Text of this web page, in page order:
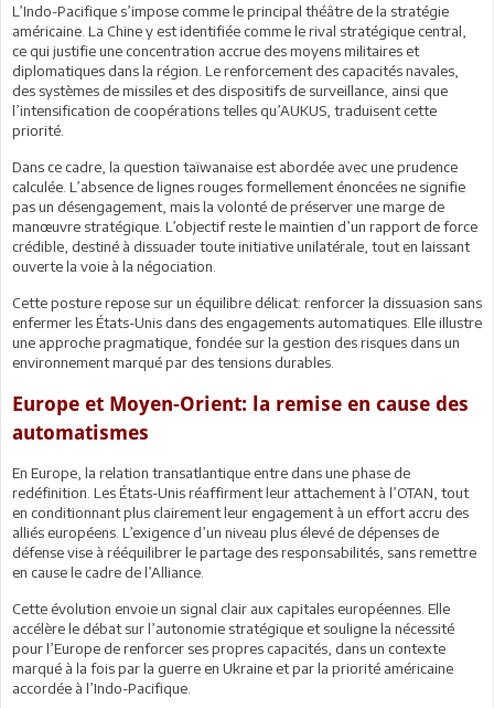
L’Indo-Pacifique s’impose comme le principal théâtre de la stratégie
américaine. La Chine y est identifiée comme le rival stratégique central,
ce qui justifie une concentration accrue des moyens militaires et
diplomatiques dans la région. Le renforcement des capacités navales,
des systèmes de missiles et des dispositifs de surveillance, ainsi que
l’intensification de coopérations telles qu’AUKUS, traduisent cette
priorité.
Dans ce cadre, la question taïwanaise est abordée avec une prudence
calculée. L’absence de lignes rouges formellement énoncées ne signifie
pas un désengagement, mais la volonté de préserver une marge de
manœuvre stratégique. L’objectif reste le maintien d’un rapport de force
crédible, destiné à dissuader toute initiative unilatérale, tout en laissant
ouverte la voie à la négociation.
Cette posture repose sur un équilibre délicat: renforcer la dissuasion sans
enfermer les États-Unis dans des engagements automatiques. Elle illustre
une approche pragmatique, fondée sur la gestion des risques dans un
environnement marqué par des tensions durables.
Europe et Moyen-Orient: la remise en cause des
automatismes
En Europe, la relation transatlantique entre dans une phase de
redéfinition. Les États-Unis réaffirment leur attachement à l’OTAN, tout
en conditionnant plus clairement leur engagement à un effort accru des
alliés européens. L’exigence d’un niveau plus élevé de dépenses de
défense vise à rééquilibrer le partage des responsabilités, sans remettre
en cause le cadre de l’Alliance.
Cette évolution envoie un signal clair aux capitales européennes. Elle
accélère le débat sur l’autonomie stratégique et souligne la nécessité
pour l’Europe de renforcer ses propres capacités, dans un contexte
marqué à la fois par la guerre en Ukraine et par la priorité américaine
accordée à l’Indo-Pacifique.